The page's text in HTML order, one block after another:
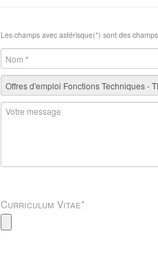
Les champs avec astérisque(*) sont des
Curriculum Vitae*